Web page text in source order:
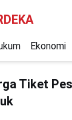
Ekonomi
Tiket